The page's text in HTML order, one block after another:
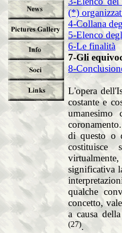
(*)
4-Collana
5-Elenco
6-Le finalità
7-Gli
8-
L'opera
costante e
di questo o
costituisce
significativa
qualche
concetto,
a causa
(27).